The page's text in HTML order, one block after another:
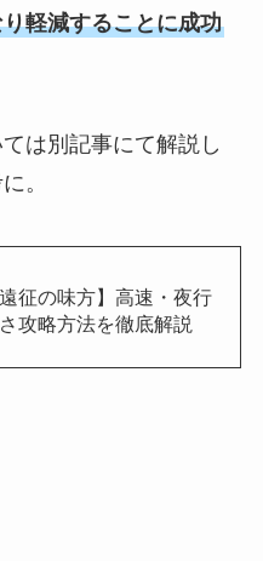
軽減することに成功
は別記事にて解説し
。
遠征の味方】高速・夜行
攻略方法を徹底解説